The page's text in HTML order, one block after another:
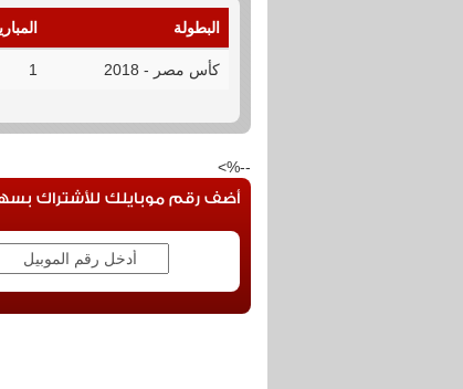
البطولة
كأس مصر - 2018 1
--%>
أضف رقم موبايلك للأشتراك